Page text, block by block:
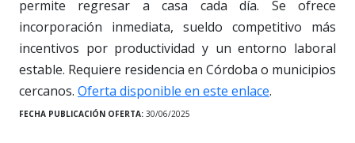
permite regresar a casa cada día. Se ofrece
incorporación inmediata, sueldo competitivo más
incentivos por productividad y un entorno laboral
estable. Requiere residencia en Córdoba o municipios
cercanos. Oferta disponible en este enlace.
FECHA PUBLICACIÓN OFERTA: 30/06/2025